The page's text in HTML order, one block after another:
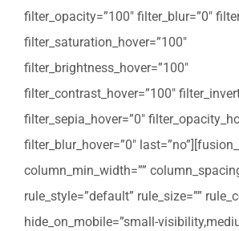
filter_opacity=”100″ filter_blur=”0″
filter_saturation_hover=”100″
filter_brightness_hover=”100″
filter_contrast_hover=”100″
filter_sepia_hover=”0″
filter_blur_hover=”0″
column_min_width=””
rule_style=”default” rule_size=””
hide_on_mobile=”small-